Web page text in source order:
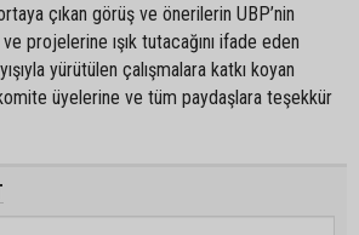
çıkan görüş ve önerilerin UBP’nin
projelerine ışık tutacağını ifade eden
yürütülen çalışmalara katkı koyan
üyelerine ve tüm paydaşlara teşekkür